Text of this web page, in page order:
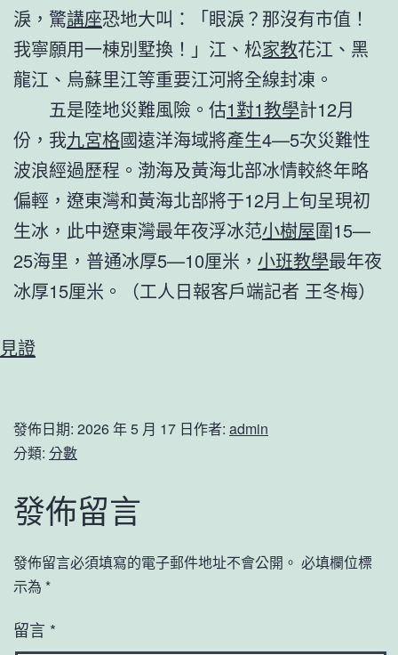
淚，驚講座恐地大叫：「眼淚？那沒有市值！
我寧願用一棟別墅換！」江、松家教花江、黑
龍江、烏蘇里江等重要江河將全線封凍。
五是陸地災難風險。估1對1教學計12月
份，我九宮格國遠洋海域將產生4—5次災難性
波浪經過歷程。渤海及黃海北部冰情較終年略
偏輕，遼東灣和黃海北部將于12月上旬呈現初
生冰，此中遼東灣最年夜浮冰范小樹屋圍15—
25海里，普通冰厚5—10厘米， 小班教學最年夜
冰厚15厘米。（工人日報客戶端記者 王冬梅）
見證
發佈日期: 2026 年 5 月 17 日作者: admin
分類: 分數
發佈留言
發佈留言必須填寫的電子郵件地址不會公開。 必填欄位標
示為 *
留言 *